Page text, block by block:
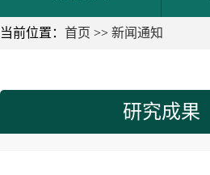
当前位置： 首页 >> 新闻通知
研究成果